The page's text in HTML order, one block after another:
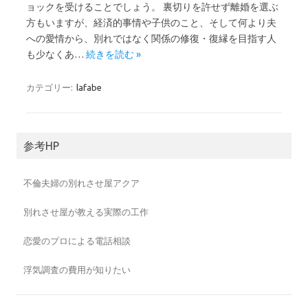
ョックを受けることでしょう。 裏切りを許せず離婚を選ぶ
方もいますが、経済的事情や子供のこと、そして何より夫
への愛情から、別れではなく関係の修復・復縁を目指す人
も少なくあ… 続きを読む »
カテゴリー: lafabe
参考HP
不倫夫婦の別れさせ屋アクア
別れさせ屋が教える実際の工作
恋愛のプロによる電話相談
浮気調査の費用が知りたい